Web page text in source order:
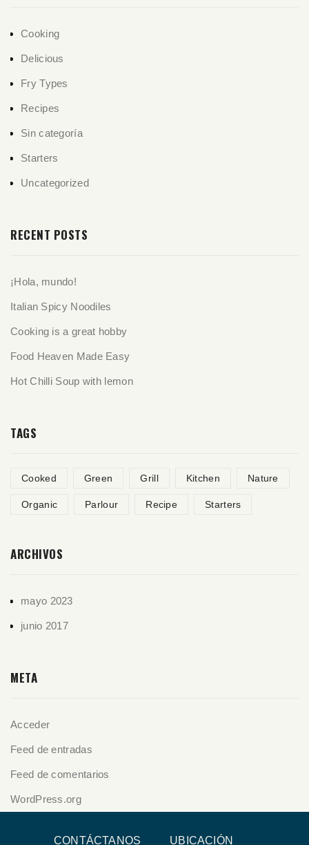
Cooking
Delicious
Fry Types
Recipes
Sin categoría
Starters
Uncategorized
RECENT POSTS
¡Hola, mundo!
Italian Spicy Noodiles
Cooking is a great hobby
Food Heaven Made Easy
Hot Chilli Soup with lemon
TAGS
Cooked Green Grill Kitchen Nature
Organic Parlour Recipe Starters
ARCHIVOS
mayo 2023
junio 2017
META
Acceder
Feed de entradas
Feed de comentarios
WordPress.org
CONTÁCTANOS UBICACIÓN